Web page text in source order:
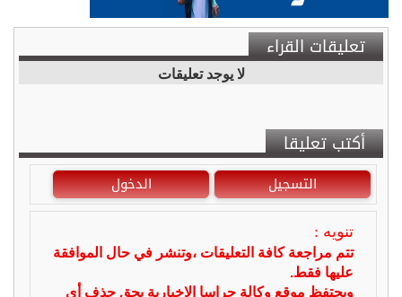
تعليقات القراء
لا يوجد تعليقات
أكتب تعليقا
التسجيل الدخول
تنويه :
تتم مراجعة كافة التعليقات ،وتنشر في حال الموافقة
عليها فقط.
ويحتفظ موقع وكالة جراسا الاخبارية بحق حذف أي